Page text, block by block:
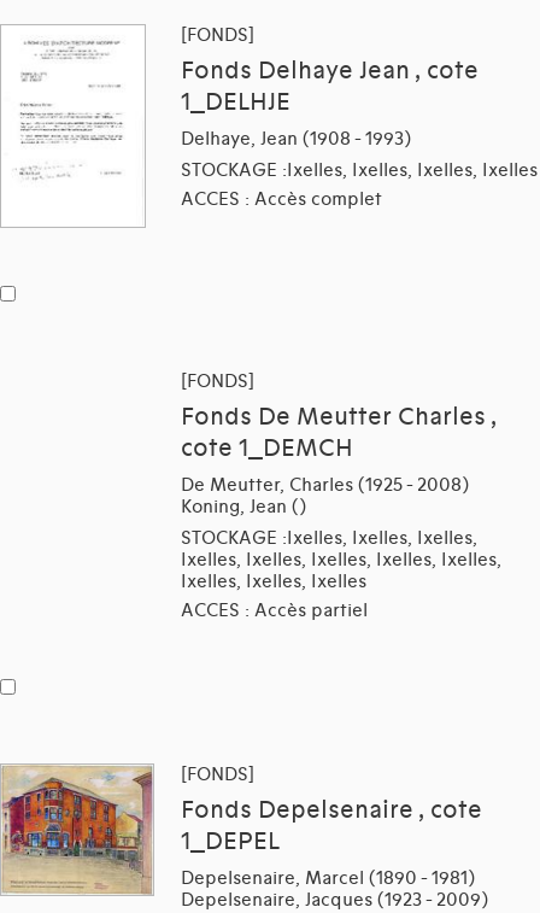
[FONDS]
Fonds Delhaye Jean , cote
1_DELHJE
Delhaye, Jean (1908 - 1993)
STOCKAGE :Ixelles, Ixelles, Ixelles, Ixelles
ACCES : Accès complet
[FONDS]
Fonds De Meutter Charles ,
cote 1_DEMCH
De Meutter, Charles (1925 - 2008)
Koning, Jean ()
STOCKAGE :Ixelles, Ixelles, Ixelles,
Ixelles, Ixelles, Ixelles, Ixelles, Ixelles,
Ixelles, Ixelles, Ixelles
ACCES : Accès partiel
[FONDS]
Fonds Depelsenaire , cote
1_DEPEL
Depelsenaire, Marcel (1890 - 1981)
Depelsenaire, Jacques (1923 - 2009)